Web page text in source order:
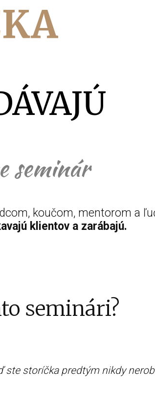
KA
seminár
koučom, mentorom a
klientov a zarábajú.
seminári?
ste storíčka predtým nikdy